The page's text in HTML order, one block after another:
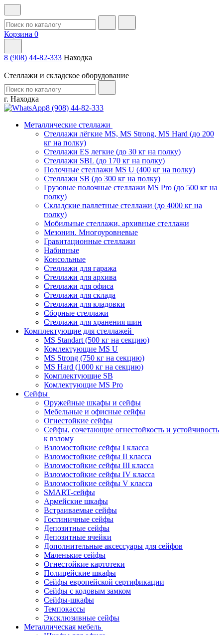
Корзина 0
8 (908) 44-82-333 Находка
Стеллажи и складское оборудование
г. Находка
8 (908) 44-82-333
Металлические стеллажи
Стеллажи лёгкие MS, MS Strong, MS Hard (до 200
кг на полку)
Стеллажи ES легкие (до 30 кг на полку)
Стеллажи SBL (до 170 кг на полку)
Полочные стеллажи MS U (400 кг на полку)
Стеллажи SB (до 300 кг на полку)
Грузовые полочные стеллажи MS Pro (до 500 кг на
полку)
Складские паллетные стеллажи (до 4000 кг на
полку)
Мобильные стеллажи, архивные стеллажи
Мезонин. Многоуровневые
Гравитационные стеллажи
Набивные
Консольные
Стеллажи для гаража
Стеллажи для архива
Стеллажи для офиса
Стеллажи для склада
Стеллажи для кладовки
Сборные стеллажи
Стеллажи для хранения шин
Комплектующие для стеллажей
MS Standart (500 кг на секцию)
Комлектующие MS U
MS Strong (750 кг на секцию)
MS Hard (1000 кг на секцию)
Комплектующие SB
Комлектующие MS Pro
Сейфы
Оружейные шкафы и сейфы
Мебельные и офисные сейфы
Огнестойкие сейфы
Сейфы, сочетающие огнестойкость и устойчивость
к взлому
Взломостойкие сейфы I класса
Взломостойкие сейфы II класса
Взломостойкие сейфы III класса
Взломостойкие сейфы IV класса
Взломостойкие сейфы V класса
SMART-сейфы
Армейские шкафы
Встраиваемые сейфы
Гостиничные сейфы
Депозитные сейфы
Депозитные ячейки
Дополнительные аксессуары для сейфов
Маленькие сейфы
Огнестойкие картотеки
Полицейские шкафы
Сейфы европейской сертификации
Сейфы с кодовым замком
Сейфы-шкафы
Темпокассы
Эксклюзивные сейфы
Металлическая мебель